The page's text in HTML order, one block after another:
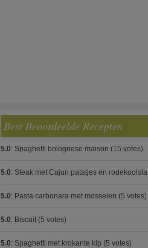
Best Beoordeelde Recepten
5.0: Spaghetti bolognese maison (15 votes)
5.0: Steak met Cajun patatjes en rodekoolsla
5.0: Pasta carbonara met mosselen (5 votes)
5.0: Biscuit (5 votes)
5.0: Spaghetti met krokante kip (5 votes)